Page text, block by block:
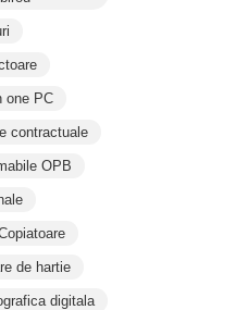
one PC
contractuale
OPB
de hartie
digitala